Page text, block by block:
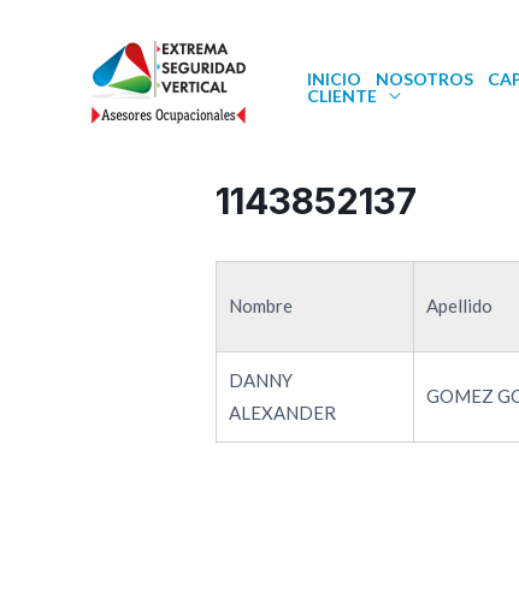
INICIO NOSOTROS
CLIENTE
1143852137
Nombre Apellido
DANNY
ALEXANDER
GOMEZ